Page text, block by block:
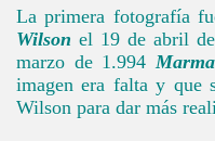
La primera fotografía
Wilson el 19 de abril
marzo de 1.994
imagen era falta y que
Wilson para dar más